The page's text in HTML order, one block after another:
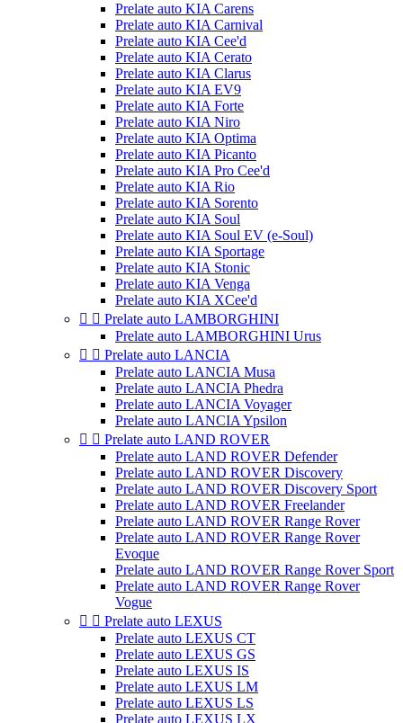
Prelate auto KIA Carens
Prelate auto KIA Carnival
Prelate auto KIA Cee'd
Prelate auto KIA Cerato
Prelate auto KIA Clarus
Prelate auto KIA EV9
Prelate auto KIA Forte
Prelate auto KIA Niro
Prelate auto KIA Optima
Prelate auto KIA Picanto
Prelate auto KIA Pro Cee'd
Prelate auto KIA Rio
Prelate auto KIA Sorento
Prelate auto KIA Soul
Prelate auto KIA Soul EV (e-Soul)
Prelate auto KIA Sportage
Prelate auto KIA Stonic
Prelate auto KIA Venga
Prelate auto KIA XCee'd
  Prelate auto LAMBORGHINI
Prelate auto LAMBORGHINI Urus
  Prelate auto LANCIA
Prelate auto LANCIA Musa
Prelate auto LANCIA Phedra
Prelate auto LANCIA Voyager
Prelate auto LANCIA Ypsilon
  Prelate auto LAND ROVER
Prelate auto LAND ROVER Defender
Prelate auto LAND ROVER Discovery
Prelate auto LAND ROVER Discovery Sport
Prelate auto LAND ROVER Freelander
Prelate auto LAND ROVER Range Rover
Prelate auto LAND ROVER Range Rover
Evoque
Prelate auto LAND ROVER Range Rover Sport
Prelate auto LAND ROVER Range Rover
Vogue
  Prelate auto LEXUS
Prelate auto LEXUS CT
Prelate auto LEXUS GS
Prelate auto LEXUS IS
Prelate auto LEXUS LM
Prelate auto LEXUS LS
Prelate auto LEXUS LX